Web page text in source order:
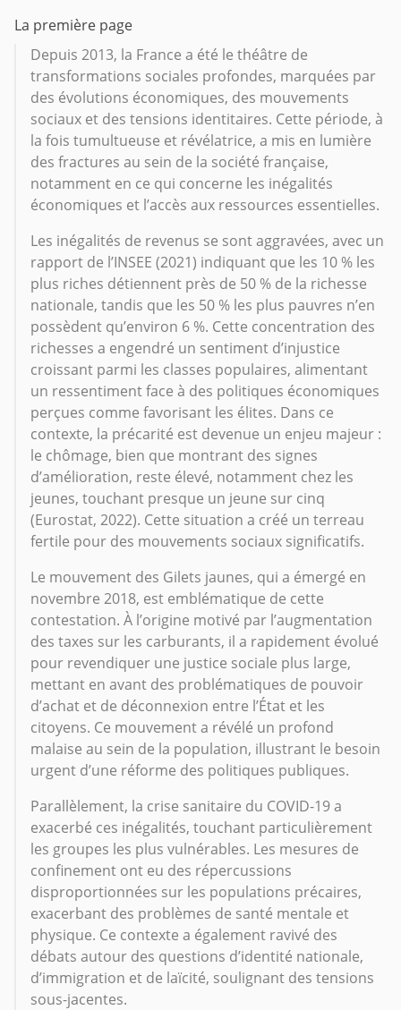
La première page
Depuis 2013, la France a été le théâtre de
transformations sociales profondes, marquées par
des évolutions économiques, des mouvements
sociaux et des tensions identitaires. Cette période, à
la fois tumultueuse et révélatrice, a mis en lumière
des fractures au sein de la société française,
notamment en ce qui concerne les inégalités
économiques et l’accès aux ressources essentielles.
Les inégalités de revenus se sont aggravées, avec un
rapport de l’INSEE (2021) indiquant que les 10 % les
plus riches détiennent près de 50 % de la richesse
nationale, tandis que les 50 % les plus pauvres n’en
possèdent qu’environ 6 %. Cette concentration des
richesses a engendré un sentiment d’injustice
croissant parmi les classes populaires, alimentant
un ressentiment face à des politiques économiques
perçues comme favorisant les élites. Dans ce
contexte, la précarité est devenue un enjeu majeur :
le chômage, bien que montrant des signes
d’amélioration, reste élevé, notamment chez les
jeunes, touchant presque un jeune sur cinq
(Eurostat, 2022). Cette situation a créé un terreau
fertile pour des mouvements sociaux significatifs.
Le mouvement des Gilets jaunes, qui a émergé en
novembre 2018, est emblématique de cette
contestation. À l’origine motivé par l’augmentation
des taxes sur les carburants, il a rapidement évolué
pour revendiquer une justice sociale plus large,
mettant en avant des problématiques de pouvoir
d’achat et de déconnexion entre l’État et les
citoyens. Ce mouvement a révélé un profond
malaise au sein de la population, illustrant le besoin
urgent d’une réforme des politiques publiques.
Parallèlement, la crise sanitaire du COVID-19 a
exacerbé ces inégalités, touchant particulièrement
les groupes les plus vulnérables. Les mesures de
confinement ont eu des répercussions
disproportionnées sur les populations précaires,
exacerbant des problèmes de santé mentale et
physique. Ce contexte a également ravivé des
débats autour des questions d’identité nationale,
d’immigration et de laïcité, soulignant des tensions
sous-jacentes.